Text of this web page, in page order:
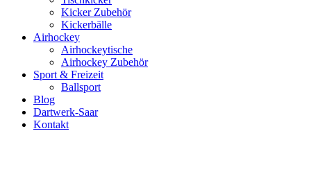
Kicker Zubehör
Kickerbälle
Airhockey
Airhockeytische
Airhockey Zubehör
Sport & Freizeit
Ballsport
Blog
Dartwerk-Saar
Kontakt